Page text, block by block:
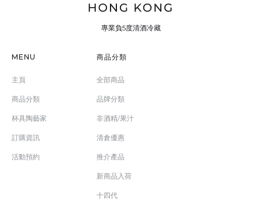
專業負5度清酒冷藏
MENU
主頁
商品分類
杯具陶藝家
訂購資訊
活動預約
商品分類
全部商品
品牌分類
非酒精/果汁
清倉優惠
推介產品
新商品入荷
十四代